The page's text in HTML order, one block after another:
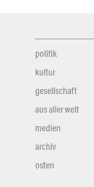
politik
kultur
gesellschaft
aus aller welt
medien
archiv
osten